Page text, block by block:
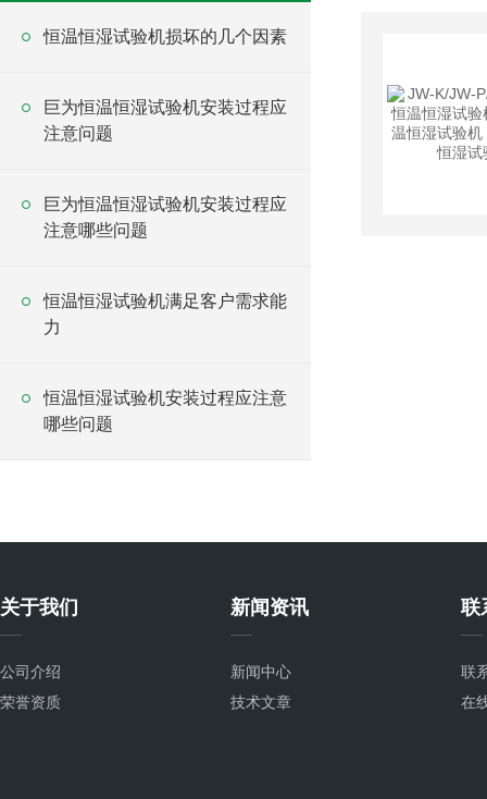
恒温恒湿试验机损坏的几个因素
巨为恒温恒湿试验机安装过程应
注意问题
巨为恒温恒湿试验机安装过程应
注意哪些问题
恒温恒湿试验机满足客户需求能
力
恒温恒湿试验机安装过程应注意
哪些问题
关于我们
公司介绍
荣誉资质
新闻资讯
新闻中心
技术文章
联
联
在